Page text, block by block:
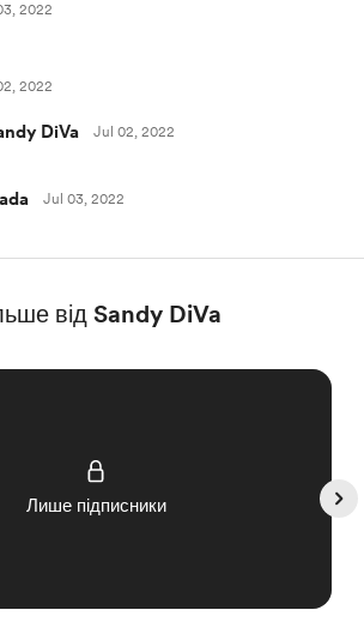
2022
2022
DiVa Jul 02, 2022
Jul 03, 2022
від Sandy DiVa
Лише підписники